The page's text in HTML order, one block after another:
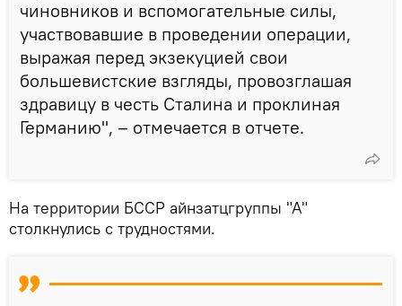
чиновников и вспомогательные силы,
участвовавшие в проведении операции,
выражая перед экзекуцией свои
большевистские взгляды, провозглашая
здравицу в честь Сталина и проклиная
Германию", – отмечается в отчете.
На территории БССР айнзатцгруппы "А"
столкнулись с трудностями.